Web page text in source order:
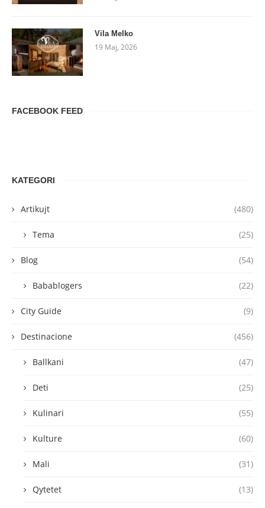
Vila Melko
19 Maj, 2026
FACEBOOK FEED
KATEGORI
Artikujt (480)
Tema (25)
Blog (54)
Babablogers (22)
City Guide (9)
Destinacione (456)
Ballkani (47)
Deti (25)
Kulinari (55)
Kulture (60)
Mali (31)
Qytetet (13)